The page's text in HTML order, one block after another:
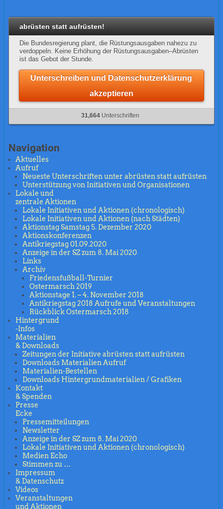
abrüsten statt aufrüsten!
Die Bundesregierung plant, die Rüstungsausgaben nahezu zu
verdoppeln. Keine Erhöhung der Rüstungsausgaben–Abrüsten
ist das Gebot der Stunde.
Unterschreiben und Datenschutzerklärung
akzeptieren
31,664 Unterschriften
Navigation
Aktuelles
Aufruf
Neueste Unterschriften unter abrüsten statt aufrüsten
Unterstützung von Initiativen und Organisationen
Lokale und
zentrale Aktionen
Lokale Initiativen und Aktionen (chronologisch)
Lokale Initiativen und Aktionen (nach Städten)
Aktionstag Samstag 5. Dezember 2020
Aktionskonferenzen
Antikriegstag 01.09.2020
Anzeige in der SZ zum 8. Mai 2020
Links
Archiv
Friedensfußball-Turnier
Ostermarsch 2019
Aktionstage 1. – 4. November 2018
Antikriegstag 2018 Aufrufe und Veranstaltungen
Rückblick Ostermarsch 2018
Hintergrund
-Infos
Materialien
& Downloads
Zeitungen der Initiative abrüsten statt aufrüsten
Downloads Materialien Aufruf
Materialien-Bestellen
Downloads Hintergrundmaterialien / Grafiken
Kontakt
& Spenden
Presse
Ecke
Pressemitteilungen
Newsletter
Anzeige in der SZ zum 8. Mai 2020
Lokale Initiativen und Aktionen (chronologisch)
Medien Echo
Stimmen zu …
Impressum
& Datenschutz
Videos
Veranstaltungen
und Aktionen